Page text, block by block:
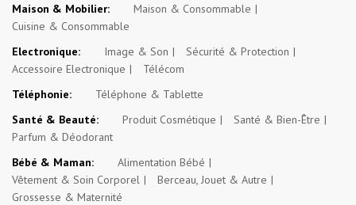
Maison & Mobilier:
Maison & Consommable
Cuisine & Consommable
Electronique:
Image & Son
Sécurité & Protection
Accessoire Electronique
Télécom
Téléphonie:
Téléphone & Tablette
Santé & Beauté:
Produit Cosmétique
Santé & Bien-Être
Parfum & Déodorant
Bébé & Maman:
Alimentation Bébé
Vêtement & Soin Corporel
Berceau, Jouet & Autre
Grossesse & Maternité